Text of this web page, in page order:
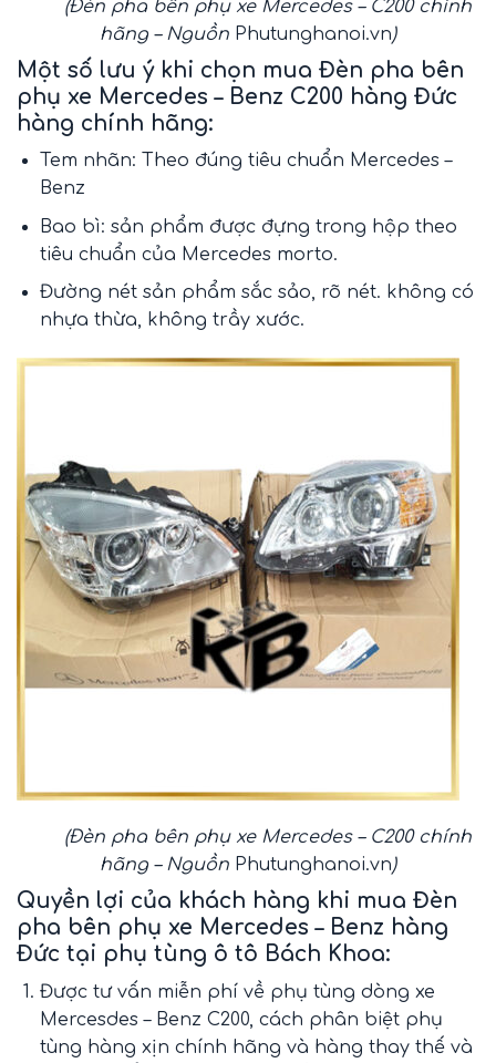
(Đèn pha bên phụ xe Mercedes – C200 chính
hãng – Nguồn Phutunghanoi.vn)
Một số lưu ý khi chọn mua Đèn pha bên
phụ xe Mercedes – Benz C200 hàng Đức
hàng chính hãng:
Tem nhãn: Theo đúng tiêu chuẩn Mercedes –
Benz
Bao bì: sản phẩm được đựng trong hộp theo
tiêu chuẩn của Mercedes morto.
Đường nét sản phẩm sắc sảo, rõ nét. không có
nhựa thừa, không trầy xước.
(Đèn pha bên phụ xe Mercedes – C200 chính
hãng – Nguồn Phutunghanoi.vn)
Quyền lợi của khách hàng khi mua Đèn
pha bên phụ xe Mercedes – Benz hàng
Đức tại phụ tùng ô tô Bách Khoa:
Được tư vấn miễn phí về phụ tùng dòng xe
Mercesdes – Benz C200, cách phân biệt phụ
tùng hàng xịn chính hãng và hàng thay thế và